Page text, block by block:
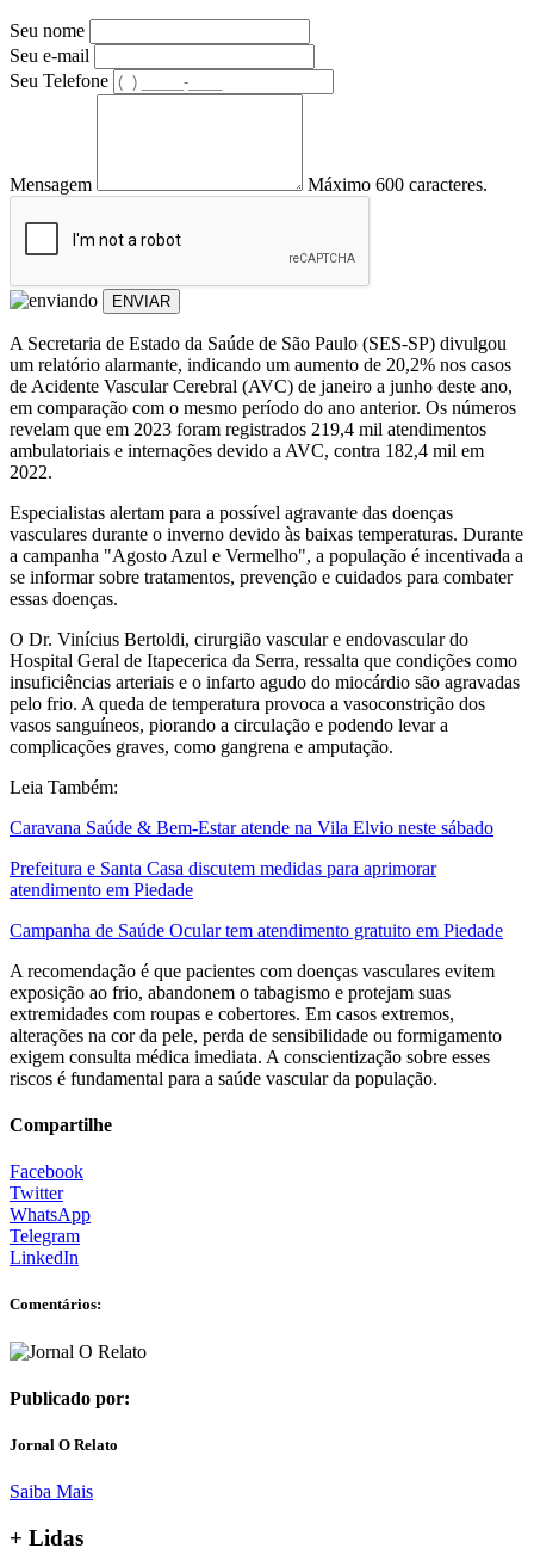
Seu nome
Seu e-mail
Seu Telefone
Mensagem Máximo 600 caracteres.
ENVIAR
A Secretaria de Estado da Saúde de São Paulo (SES-SP) divulgou
um relatório alarmante, indicando um aumento de 20,2% nos casos
de Acidente Vascular Cerebral (AVC) de janeiro a junho deste ano,
em comparação com o mesmo período do ano anterior. Os números
revelam que em 2023 foram registrados 219,4 mil atendimentos
ambulatoriais e internações devido a AVC, contra 182,4 mil em
2022.
Especialistas alertam para a possível agravante das doenças
vasculares durante o inverno devido às baixas temperaturas. Durante
a campanha "Agosto Azul e Vermelho", a população é incentivada a
se informar sobre tratamentos, prevenção e cuidados para combater
essas doenças.
O Dr. Vinícius Bertoldi, cirurgião vascular e endovascular do
Hospital Geral de Itapecerica da Serra, ressalta que condições como
insuficiências arteriais e o infarto agudo do miocárdio são agravadas
pelo frio. A queda de temperatura provoca a vasoconstrição dos
vasos sanguíneos, piorando a circulação e podendo levar a
complicações graves, como gangrena e amputação.
Leia Também:
Caravana Saúde & Bem-Estar atende na Vila Elvio neste sábado
Prefeitura e Santa Casa discutem medidas para aprimorar
atendimento em Piedade
Campanha de Saúde Ocular tem atendimento gratuito em Piedade
A recomendação é que pacientes com doenças vasculares evitem
exposição ao frio, abandonem o tabagismo e protejam suas
extremidades com roupas e cobertores. Em casos extremos,
alterações na cor da pele, perda de sensibilidade ou formigamento
exigem consulta médica imediata. A conscientização sobre esses
riscos é fundamental para a saúde vascular da população.
Compartilhe
Facebook
Twitter
WhatsApp
Telegram
LinkedIn
Comentários:
Publicado por:
Jornal O Relato
Saiba Mais
+ Lidas